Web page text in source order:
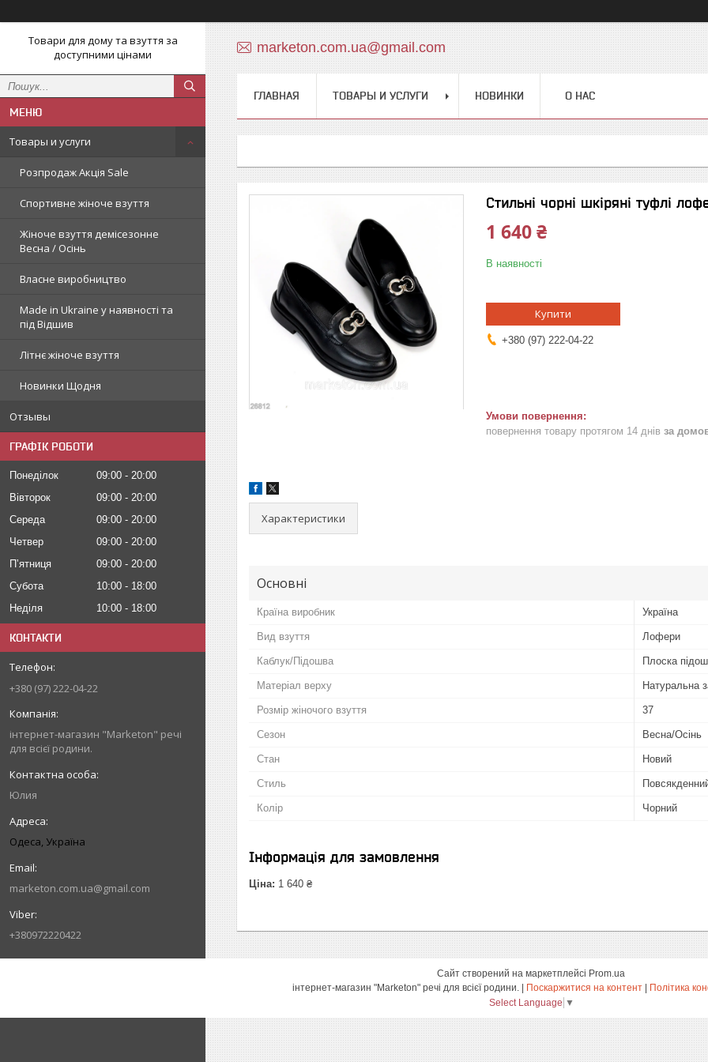
Товари для дому та взуття за
доступними цінами
Товары и услуги
Розпродаж Акція Sale
Спортивне жіноче взуття
Жіноче взуття демісезонне
Весна / Осінь
Власне виробництво
Made in Ukraine у наявності та
під Відшив
Літнє жіноче взуття
Новинки Щодня
Отзывы
ГРАФІК РОБОТИ
Понеділок 09:00
20:00
Вівторок
09:00
20:00
Середа
09:00
20:00
Четвер
09:00
20:00
Пʼятниця
09:00
20:00
Субота
10:00
18:00
Неділя
10:00 18:00
КОНТАКТИ
+380 (97) 222-04-22
інтернет-магазин "Marketon" речі
для всієї родини.
Юлия
Одеса, Україна
marketon.com.ua@gmail.com
+380972220422
marketon.com.ua@gmail.com
ГЛАВНАЯ ТОВАРЫ И УСЛУГИ НОВИНКИ О НАС
Стильні чорні шкіряні туфлі
1 640 ₴
В наявності
Купити
+380 (97) 222-04-22
повернення товару протягом 14 днів за
Характеристики
Основні
Країна виробник Україна
Вид взуття Лофери
Каблук/Підошва Плоска
Матеріал верху Натуральна
Розмір жіночого взуття 37
Сезон Весна/Осінь
Стан Новий
Стиль
Колір Чорний
Інформація для замовлення
Ціна: 1 640 ₴
Сайт створений на маркетплейсі Prom.ua
Поскаржитися на контент
Політика
Select Language ▼